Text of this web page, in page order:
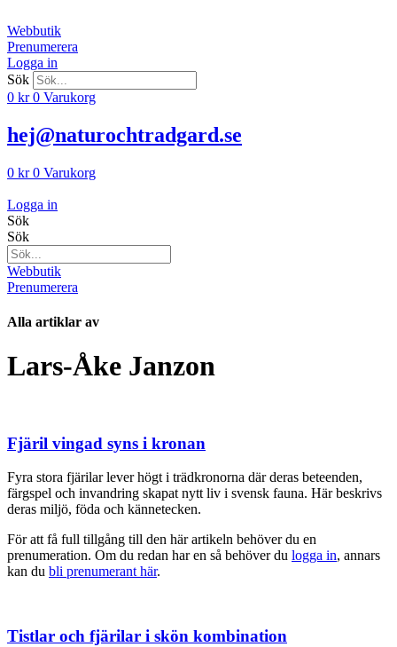
till
innehåll
Webbutik
Prenumerera
Logga in
Sök
0 kr 0 Varukorg
hej@naturochtradgard.se
0 kr 0 Varukorg
Logga in
Sök
Sök
Webbutik
Prenumerera
Alla artiklar av
Lars-Åke Janzon
Fjäril vingad syns i kronan
Fyra stora fjärilar lever högt i trädkronorna där deras beteenden,
färgspel och invandring skapat nytt liv i svensk fauna. Här beskrivs
deras miljö, föda och kännetecken.
För att få full tillgång till den här artikeln behöver du en
prenumeration. Om du redan har en så behöver du logga in, annars
kan du bli prenumerant här.
Tistlar och fjärilar i skön kombination